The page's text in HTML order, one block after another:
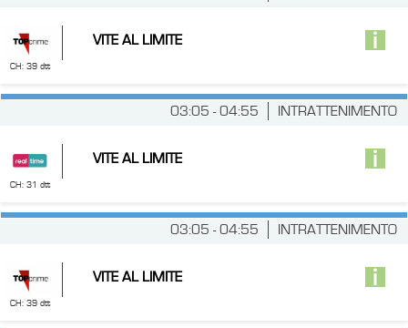
CH: 39 dtt
VITE AL LIMITE
INTRATTENIMENTO
03:05 - 04:55
CH: 31 dtt
VITE AL LIMITE
INTRATTENIMENTO
03:05 - 04:55
CH: 39 dtt
VITE AL LIMITE